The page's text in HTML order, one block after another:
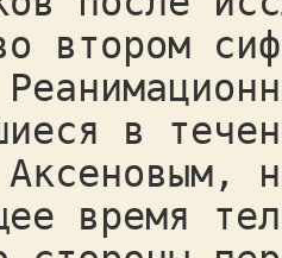
втором
в
Аксеновым,
время